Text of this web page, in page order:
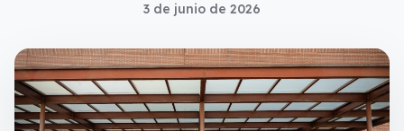
3 de junio de 2026